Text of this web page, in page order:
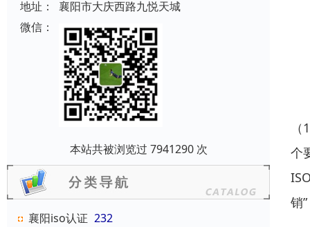
地址：
襄阳市大庆西路九悦天城
微信：
本站共被浏览过 7941290 次
襄阳iso认证 232
个
销